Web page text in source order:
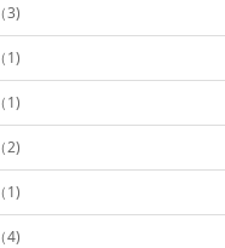
（3)
（1)
（1)
（2)
（1)
（4)